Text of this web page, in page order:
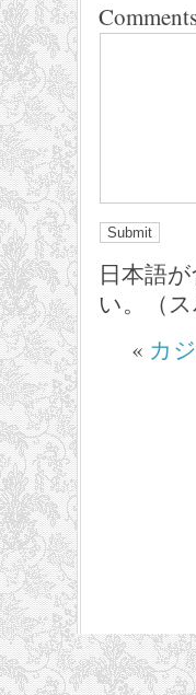
日本語
い。（ス
« カ